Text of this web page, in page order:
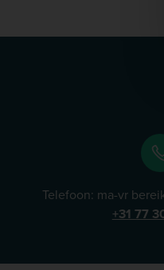
Telefoon: ma-vr
+31 77